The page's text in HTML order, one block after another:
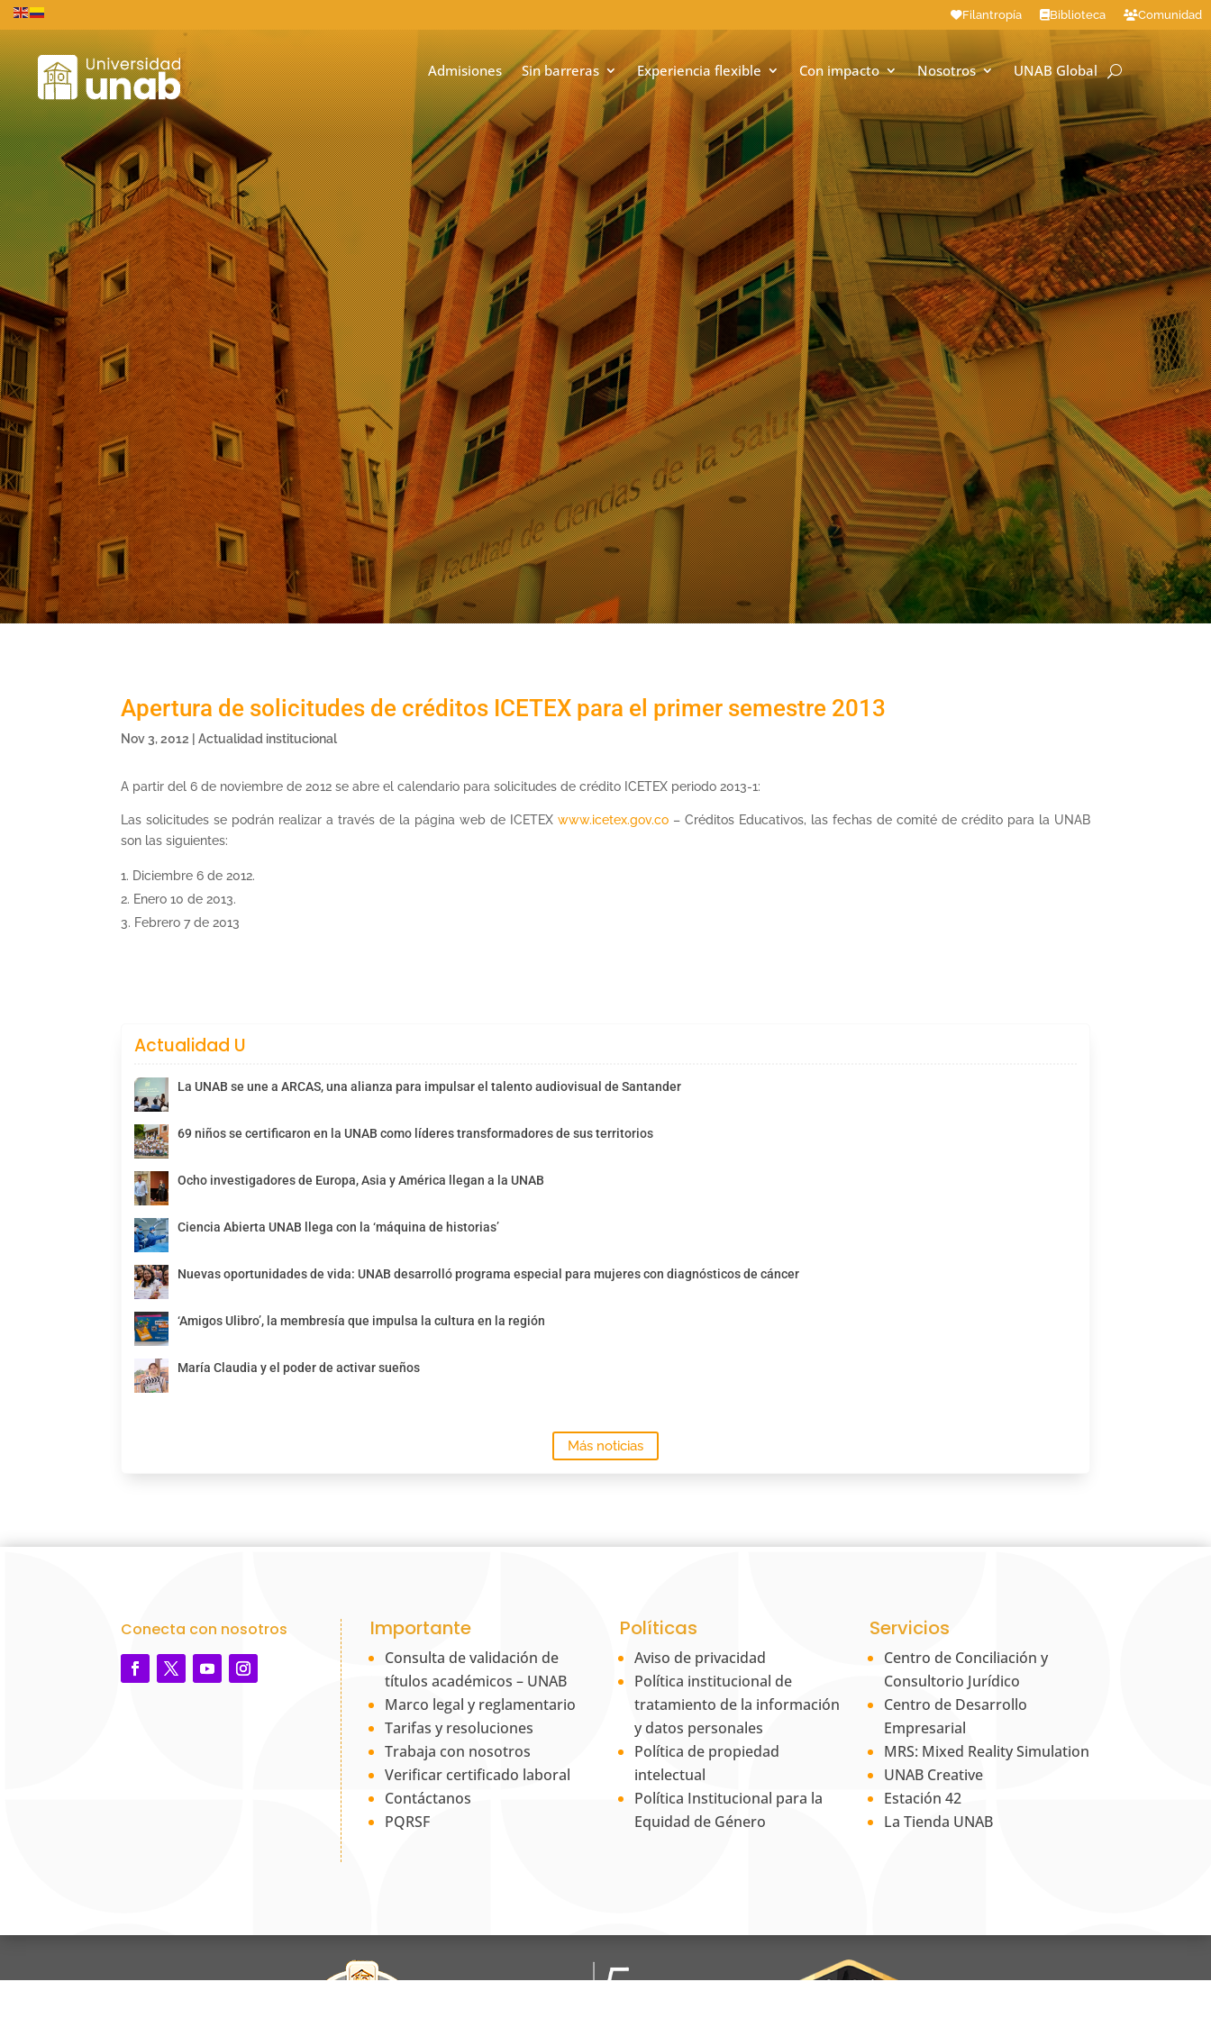
Filantropía Biblioteca Comunidad
Admisiones Sin barreras Experiencia flexible Con impacto Nosotros UNAB Global
Apertura de solicitudes de créditos ICETEX para el primer semestre 2013
Nov 3, 2012 |Actualidad institucional
A partir del 6 de noviembre de 2012 se abre el calendario para solicitudes de crédito ICETEX periodo 2013-1:
Las solicitudes se podrán realizar a través de la página web de ICETEX www.icetex.gov.co– Créditos Educativos, las fechas de comité de crédito para la UNAB
son las siguientes:
Diciembre 6 de 2012.
Enero 10 de 2013.
Febrero 7 de 2013
Actualidad U
La UNAB se une a ARCAS, una alianza para impulsar el talento audiovisual de Santander
69 niños se certificaron en la UNAB como líderes transformadores de sus territorios
Ocho investigadores de Europa, Asia y América llegan a la UNAB
Ciencia Abierta UNAB llega con la ‘máquina de historias’
Nuevas oportunidades de vida: UNAB desarrolló programa especial para mujeres con diagnósticos de cáncer
‘Amigos Ulibro’, la membresía que impulsa la cultura en la región
María Claudia y el poder de activar sueños
Más noticias
Conecta con nosotros Importante
Consulta de validación de
títulos académicos – UNAB
Marco legal y reglamentario
Tarifas y resoluciones
Trabaja con nosotros
Verificar certificado laboral
Contáctanos
PQRSF
Políticas
Aviso de privacidad
Política institucional de
tratamiento de la información
y datos personales
Política de propiedad
intelectual
Política Institucional para la
Equidad de Género
Servicios
Centro de Conciliación y
Consultorio Jurídico
Centro de Desarrollo
Empresarial
MRS: Mixed Reality Simulation
UNAB Creative
Estación 42
La Tienda UNAB